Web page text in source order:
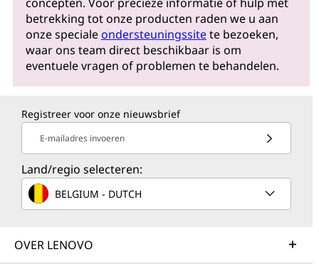
betrekking tot onze producten raden we u aan
onze specialeondersteuningssitete bezoeken,
waar ons team direct beschikbaar is om
eventuele vragen of problemen te behandelen.
Registreer voor onze nieuwsbrief
E-mailadres invoeren
Land/regio selecteren:
BELGIUM - DUTCH
OVER LENOVO